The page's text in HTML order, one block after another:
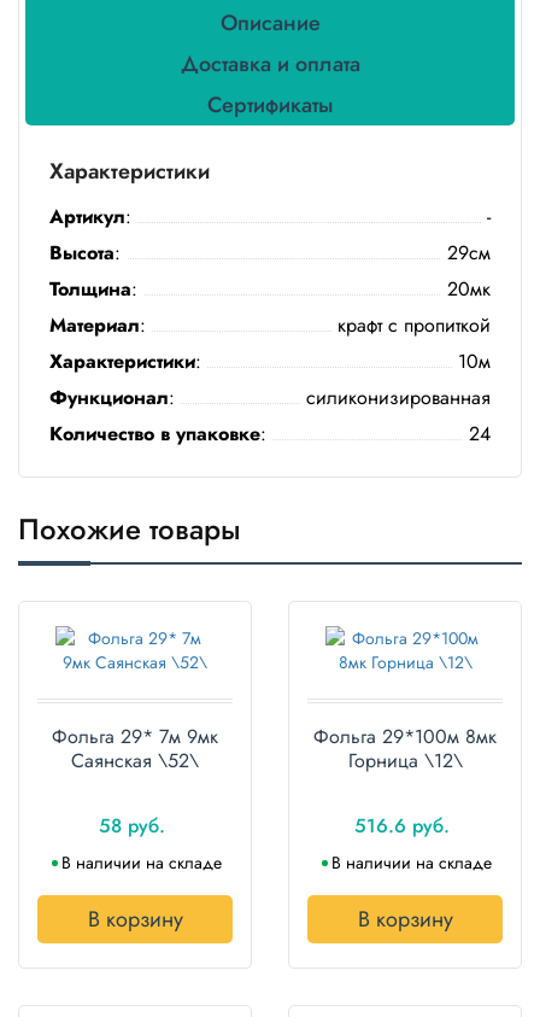
защиты
Подарочная
Скатерти
коврики
Товары
для
уборки
Салфетки
Туалетная
Все для
хранения и
транспортировки
Сумки
для
Товары
для
Описание
Доставка и оплата
Сертификаты
Характеристики
Артикул:
-
Высота:
29см
Толщина:
20мк
Материал:
крафт с пропиткой
Характеристики:
10м
Функционал:
силиконизированная
Количество в упаковке: 24
Похожие товары
Фольга 29* 7м 9мк
Саянская \52\
58 руб.
В наличии на складе
В корзину
Фольга 29*100м 8мк
Горница \12\
516.6 руб.
В наличии на складе
В корзину